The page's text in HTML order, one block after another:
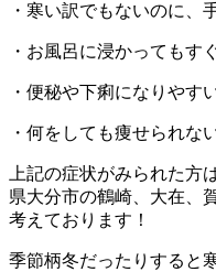
・寒い訳でもないのに、
・お風呂に浸かってもす
・便秘や下痢になりやす
・何をしても痩せられな
上記の症状がみられた方
県大分市の鶴崎、大在、
考えております！
季節柄冬だったりすると